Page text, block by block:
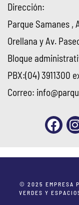
Dirección:
Parque Samanes ,
Orellana y Av.
Bloque
PBX:(04) 3911300
Correo:
© 2025 EMPRESA
VERDES Y